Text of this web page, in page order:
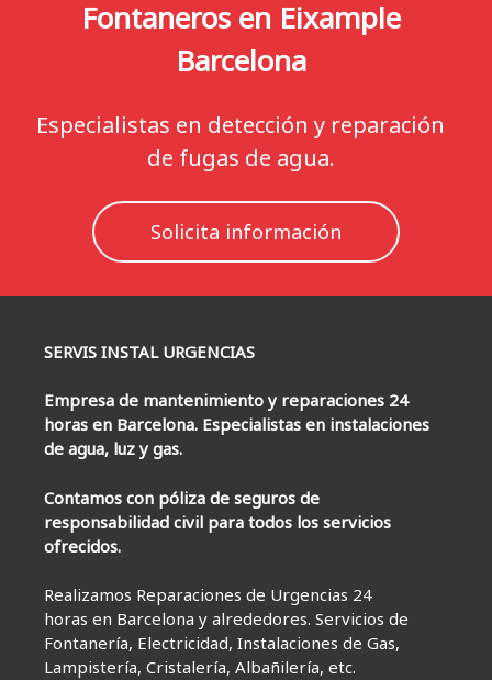
Fontaneros en Eixample
Barcelona
Especialistas en detección y reparación
de fugas de agua.
Solicita información
SERVIS INSTAL URGENCIAS
Empresa de mantenimiento y reparaciones 24
horas en Barcelona. Especialistas en instalaciones
de agua, luz y gas.
Contamos con póliza de seguros de
responsabilidad civil para todos los servicios
ofrecidos.
Realizamos Reparaciones de Urgencias 24
horas en Barcelona y alrededores. Servicios de
Fontanería, Electricidad, Instalaciones de Gas,
Lampistería, Cristalería, Albañilería, etc.